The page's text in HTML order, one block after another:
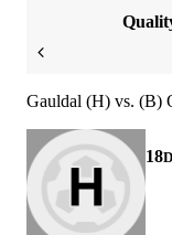
Gauldal (H) vs. (B)
18D